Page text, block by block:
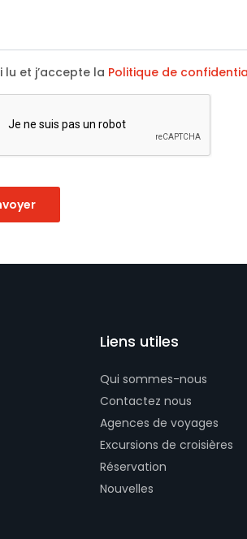
lu et j’accepte la Politique de
Liens utiles
Qui sommes-nous
Contactez nous
Agences de voyages
Excursions de croisières
Réservation
Nouvelles